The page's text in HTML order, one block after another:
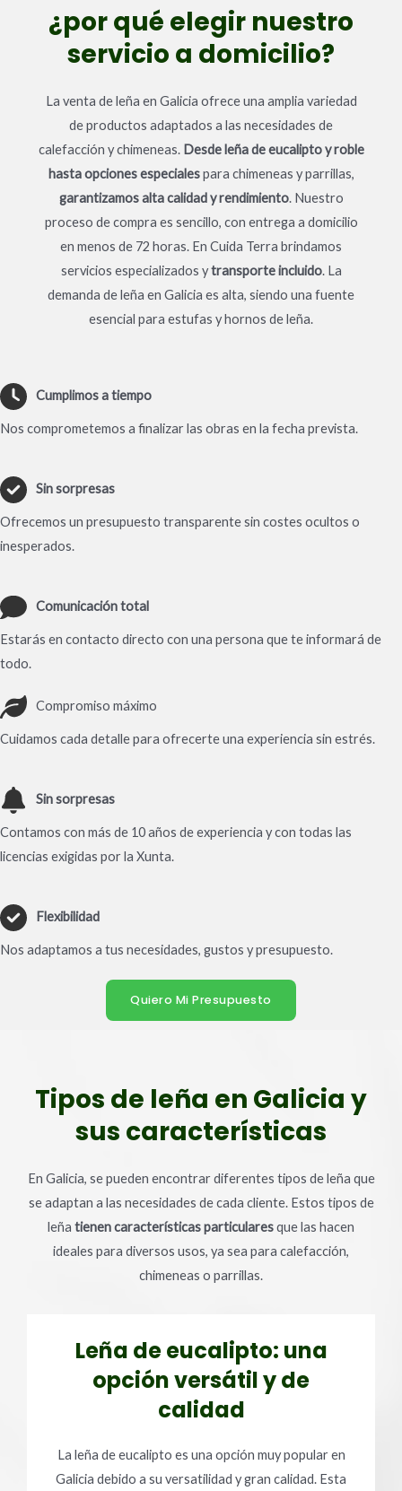
¿por qué elegir nuestro
servicio a domicilio?
La venta de leña en Galicia ofrece una amplia variedad
de productos adaptados a las necesidades de
calefacción y chimeneas. Desde leña de eucalipto y roble
hasta opciones especialespara chimeneas y parrillas,
garantizamos alta calidad y rendimiento. Nuestro
proceso de compra es sencillo, con entrega a domicilio
en menos de 72 horas. En Cuida Terra brindamos
servicios especializados ytransporte incluido. La
demanda de leña en Galicia es alta, siendo una fuente
esencial para estufas y hornos de leña.
Cumplimos a tiempo
Nos comprometemos a finalizar las obras en la fecha prevista.
Sin sorpresas
Ofrecemos un presupuesto transparente sin costes ocultos o
inesperados.
Comunicación total
Estarás en contacto directo con una persona que te informará de
todo.
Compromiso máximo
Cuidamos cada detalle para ofrecerte una experiencia sin estrés.
Sin sorpresas
Contamos con más de 10 años de experiencia y con todas las
licencias exigidas por la Xunta.
Flexibilidad
Nos adaptamos a tus necesidades, gustos y presupuesto.
Quiero Mi Presupuesto
Tipos de leña en Galicia y
sus características
En Galicia, se pueden encontrar diferentes tipos de leña que
se adaptan a las necesidades de cada cliente. Estos tipos de
leña tienen características particularesque las hacen
ideales para diversos usos, ya sea para calefacción,
chimeneas o parrillas.
Leña de eucalipto: una
opción versátil y de
calidad
La leña de eucalipto es una opción muy popular en
Galicia debido a su versatilidad y gran calidad. Esta